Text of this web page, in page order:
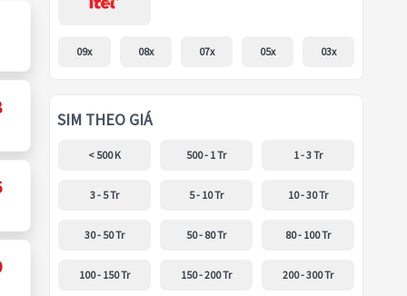
09x 08x 07x 05x 03x
SIM THEO GIÁ
< 500 K 500 - 1 Tr 1 - 3 Tr
3 - 5 Tr 5 - 10 Tr 10 - 30 Tr
30 - 50 Tr 50 - 80 Tr 80 - 100 Tr
100 - 150 Tr 150 - 200 Tr 200 - 300 Tr